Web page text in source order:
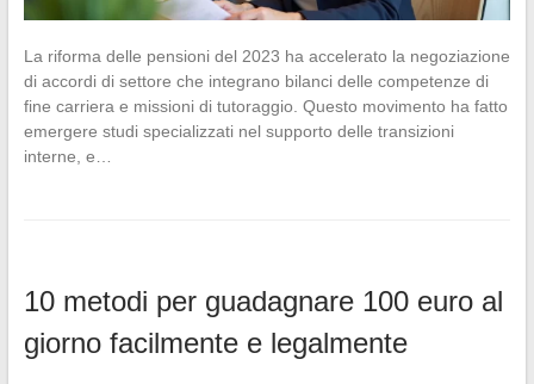
La riforma delle pensioni del 2023 ha accelerato la negoziazione
di accordi di settore che integrano bilanci delle competenze di
fine carriera e missioni di tutoraggio. Questo movimento ha fatto
emergere studi specializzati nel supporto delle transizioni
interne, e…
10 metodi per guadagnare 100 euro al
giorno facilmente e legalmente